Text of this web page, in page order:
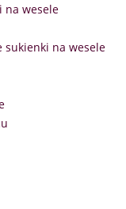
na wesele
sukienki na wesele